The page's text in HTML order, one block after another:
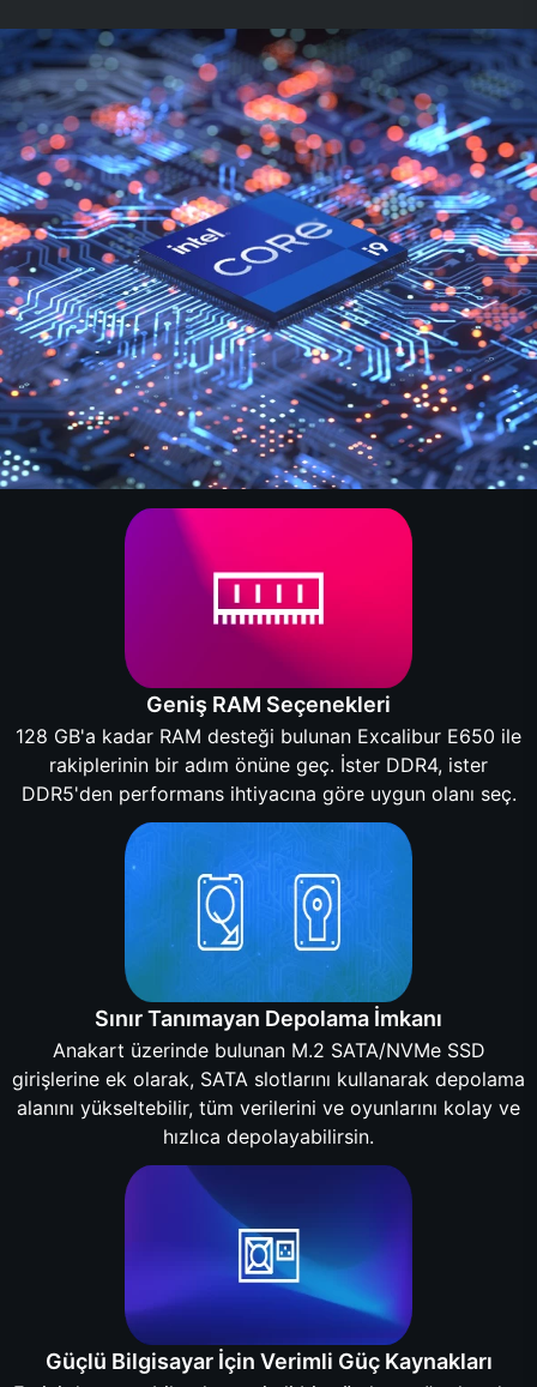
Geniş RAM Seçenekleri
128 GB'a kadar RAM desteği bulunan Excalibur E650 ile
rakiplerinin bir adım önüne geç. İster DDR4, ister
DDR5'den performans ihtiyacına göre uygun olanı seç.
Sınır Tanımayan Depolama İmkanı
Anakart üzerinde bulunan M.2 SATA/NVMe SSD
girişlerine ek olarak, SATA slotlarını kullanarak depolama
alanını yükseltebilir, tüm verilerini ve oyunlarını kolay ve
hızlıca depolayabilirsin.
Güçlü Bilgisayar İçin Verimli Güç Kaynakları